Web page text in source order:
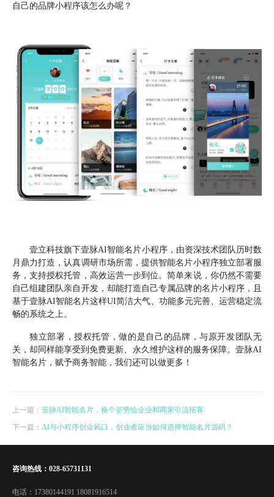
自己的品牌小程序该怎么办呢？
壹立科技旗下壹脉AI智能名片小程序，由资深技术团队历时数
月鼎力打造，认真调研市场所需，提供智能名片小程序独立部署服
务，支持授权托管，高效运营一步到位。简单来说，你仍然不需要
自己组建团队亲自开发，却能打造自己专属品牌的名片小程序，且
基于壹脉AI智能名片这样UI简洁大气、功能多元完善、运营稳定流
畅的系统之上。
独立部署，授权托管，做的是自己的品牌，与原开发团队无
关，却同样能享受到免费更新、永久维护这样的服务保障。壹脉AI
智能名片，赋予商务智能，我们还可以做更多！
上一篇： 壹脉AI智能名片，换个姿势给企业和商家引流拓客
下一篇： AI与小程序创业风口，创业者应当如何选择智能名片源码？
咨询热线： 028-65731131
电话： 17380144191 18081916514